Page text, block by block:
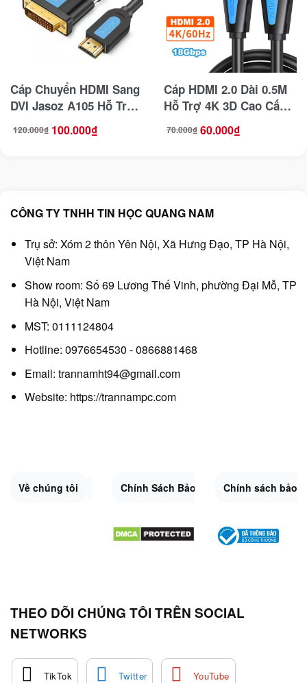
Cáp Chuyển HDMI Sang
DVI Jasoz A105 Hỗ Trợ
Vàng Dài 1.5M
120.000₫
Giá
gốc 100.000₫
Giá
hiện
Cáp HDMI 2.0 Dài 0.5M
Hỗ Trợ 4K 3D Cao Cấp
70.000₫
Giá
gốc 60.000₫
Giá
hiện
CÔNG TY TNHH TIN HỌC QUANG NAM
Trụ sở: Xóm 2 thôn Yên Nội, Xã Hưng Đạo, TP Hà Nội,
Việt Nam
Show room: Số 69 Lương Thế Vinh, phường Đại Mỗ, TP
Hà Nội, Việt Nam
MST: 0111124804
Hotline: 0976654530 - 0866881468
Email: trannamht94@gmail.com
Website: https://trannampc.com
Về chúng tôi Liên Hệ Quy Định Chung Sitemap.XML
Chính Sách Bảo Mật Đổi trả và hoàn
Chính sách bảo
THEO DÕI CHÚNG TÔI TRÊN SOCIAL
NETWORKS